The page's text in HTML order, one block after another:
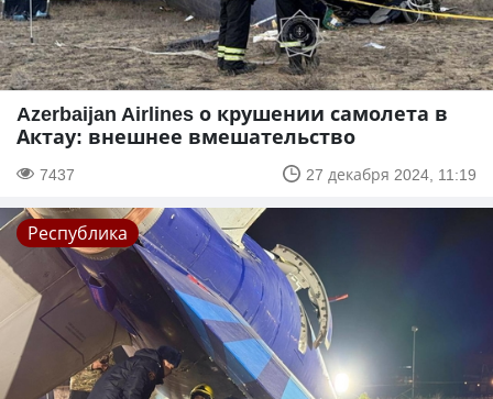
Azerbaijan Airlines о крушении самолета в
Актау: внешнее вмешательство
7437 27 декабря 2024, 11:19
Республика